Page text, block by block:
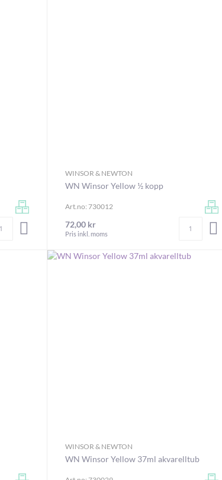
LÄGG I VARUKORGEN
WINSOR & NEWTON
WN Winsor Yellow ½ kopp
Art.no: 730012
72,00 kr
Pris inkl. moms
WINSOR & NEWTON
WN Winsor Yellow 37ml akvarelltub